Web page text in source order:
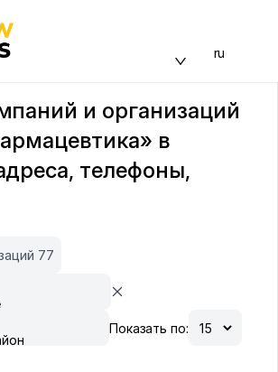
ru
и организаций
в
телефоны,
77
Показать по: